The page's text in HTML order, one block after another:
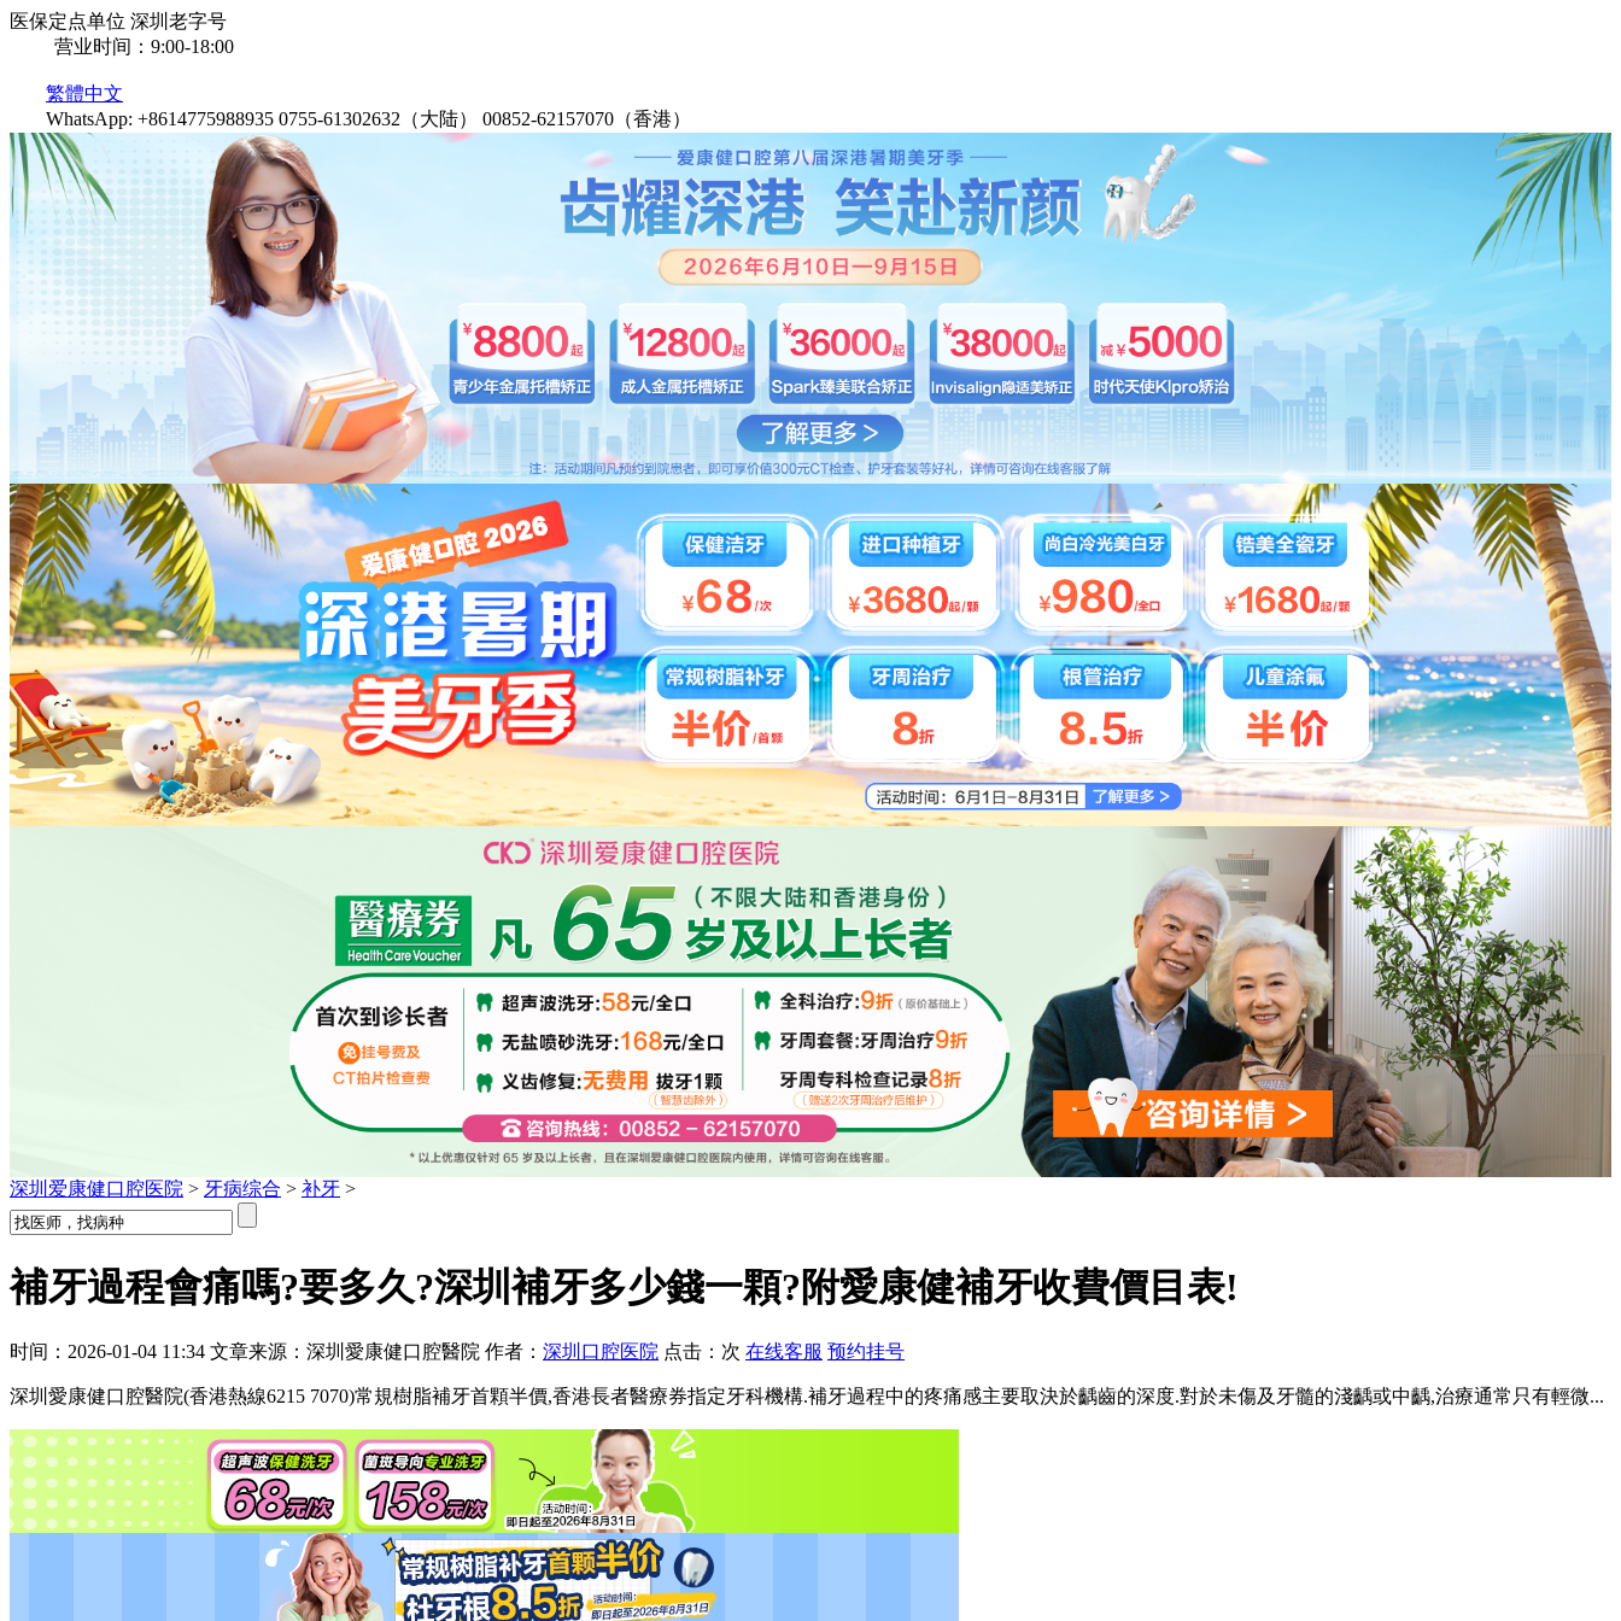
医保定点单位 深圳老字号
营业时间：9:00-18:00
繁體中文
WhatsApp: +8614775988935 0755-61302632（大陆） 00852-62157070（香港）
深圳爱康健口腔医院 > 牙病综合 > 补牙 >
補牙過程會痛嗎?要多久?深圳補牙多少錢一顆?附愛康健補牙收費價目表!
时间：2026-01-04 11:34 文章来源：深圳愛康健口腔醫院 作者： 深圳口腔医院 点击： 次 在线客服 预约挂号
深圳愛康健口腔醫院(香港熱線6215 7070)常規樹脂補牙首顆半價,香港長者醫療券指定牙科機構.補牙過程中的疼痛感主要取決於齲齒的深度.對於未傷及牙髓的淺齲或中齲,治療通常只有輕微...